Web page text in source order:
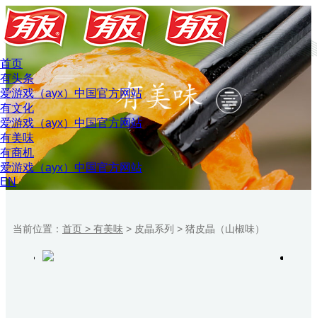
首页
有头条
爱游戏（ayx）中国官方网站
有文化
爱游戏（ayx）中国官方网站
有美味
有商机
爱游戏（ayx）中国官方网站
EN
当前位置： 首页 > 有美味 > 皮晶系列 > 猪皮晶（山椒味）